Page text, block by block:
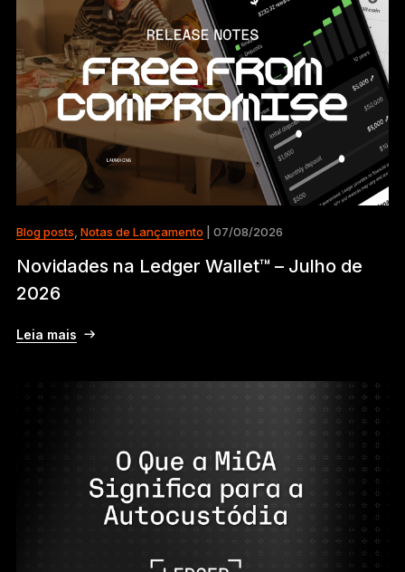
Blog posts Notas de Lançamento | 07/08/2026
Novidades na Ledger Wallet™ – Julho de
2026
Leia mais